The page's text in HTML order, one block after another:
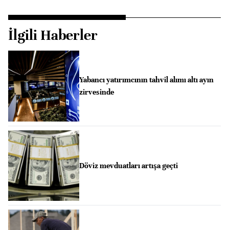
İlgili Haberler
Yabancı yatırımcının tahvil alımı altı ayın
zirvesinde
Döviz mevduatları artışa geçti